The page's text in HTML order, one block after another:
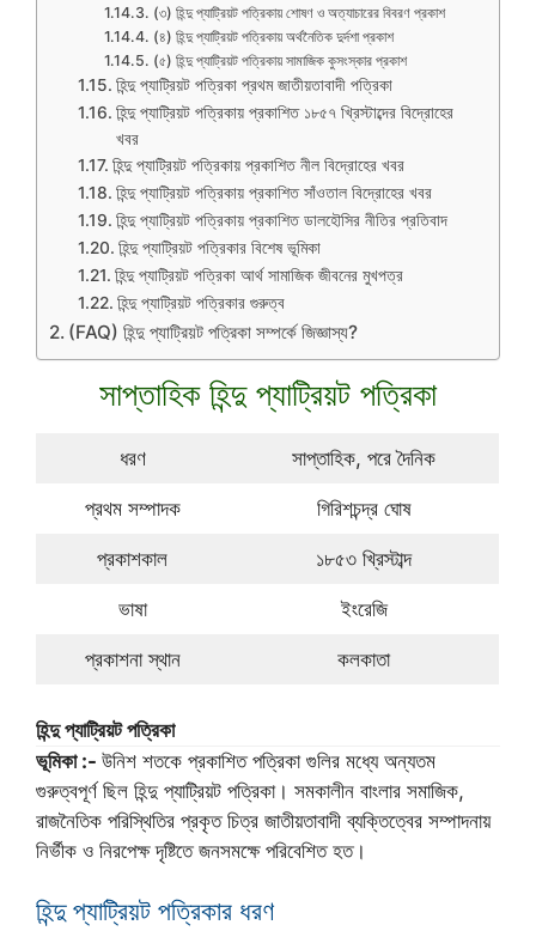
(৩) হিন্দু প্যাট্রিয়ট পত্রিকায় শোষণ ও অত্যাচারের বিবরণ প্রকাশ
(৪) হিন্দু প্যাট্রিয়ট পত্রিকায় অর্থনৈতিক দুর্দশা প্রকাশ
(৫) হিন্দু প্যাট্রিয়ট পত্রিকায় সামাজিক কুসংস্কার প্রকাশ
হিন্দু প্যাট্রিয়ট পত্রিকা প্রথম জাতীয়তাবাদী পত্রিকা
হিন্দু প্যাট্রিয়ট পত্রিকায় প্রকাশিত ১৮৫৭ খ্রিস্টাব্দের বিদ্রোহের
খবর
হিন্দু প্যাট্রিয়ট পত্রিকায় প্রকাশিত নীল বিদ্রোহের খবর
হিন্দু প্যাট্রিয়ট পত্রিকায় প্রকাশিত সাঁওতাল বিদ্রোহের খবর
হিন্দু প্যাট্রিয়ট পত্রিকায় প্রকাশিত ডালহৌসির নীতির প্রতিবাদ
হিন্দু প্যাট্রিয়ট পত্রিকার বিশেষ ভূমিকা
হিন্দু প্যাট্রিয়ট পত্রিকা আর্থ সামাজিক জীবনের মুখপত্র
হিন্দু প্যাট্রিয়ট পত্রিকার গুরুত্ব
(FAQ) হিন্দু প্যাট্রিয়ট পত্রিকা সম্পর্কে জিজ্ঞাস্য?
সাপ্তাহিক হিন্দু প্যাট্রিয়ট পত্রিকা
ধরণ সাপ্তাহিক, পরে দৈনিক
প্রথম সম্পাদক গিরিশচন্দ্র ঘোষ
প্রকাশকাল ১৮৫৩ খ্রিস্টাব্দ
ভাষা ইংরেজি
প্রকাশনা স্থান কলকাতা
হিন্দু প্যাট্রিয়ট পত্রিকা
ভূমিকা :- উনিশ শতকে প্রকাশিত পত্রিকা গুলির মধ্যে অন্যতম
গুরুত্বপূর্ণ ছিল হিন্দু প্যাট্রিয়ট পত্রিকা। সমকালীন বাংলার সমাজিক,
রাজনৈতিক পরিস্থিতির প্রকৃত চিত্র জাতীয়তাবাদী ব্যক্তিত্বের সম্পাদনায়
নির্ভীক ও নিরপেক্ষ দৃষ্টিতে জনসমক্ষে পরিবেশিত হত।
হিন্দু প্যাট্রিয়ট পত্রিকার ধরণ